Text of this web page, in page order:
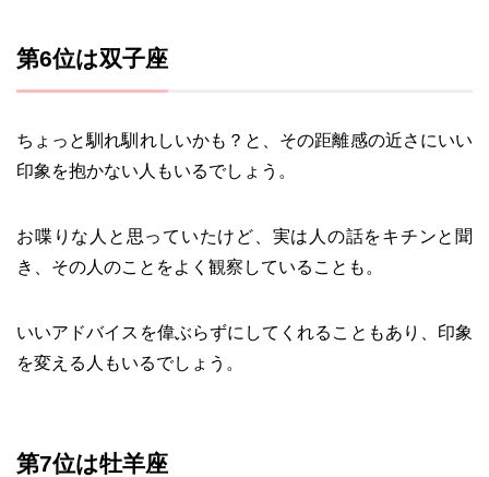
第6位は双子座
ちょっと馴れ馴れしいかも？と、その距離感の近さにいい
印象を抱かない人もいるでしょう。
お喋りな人と思っていたけど、実は人の話をキチンと聞
き、その人のことをよく観察していることも。
いいアドバイスを偉ぶらずにしてくれることもあり、印象
を変える人もいるでしょう。
第7位は牡羊座